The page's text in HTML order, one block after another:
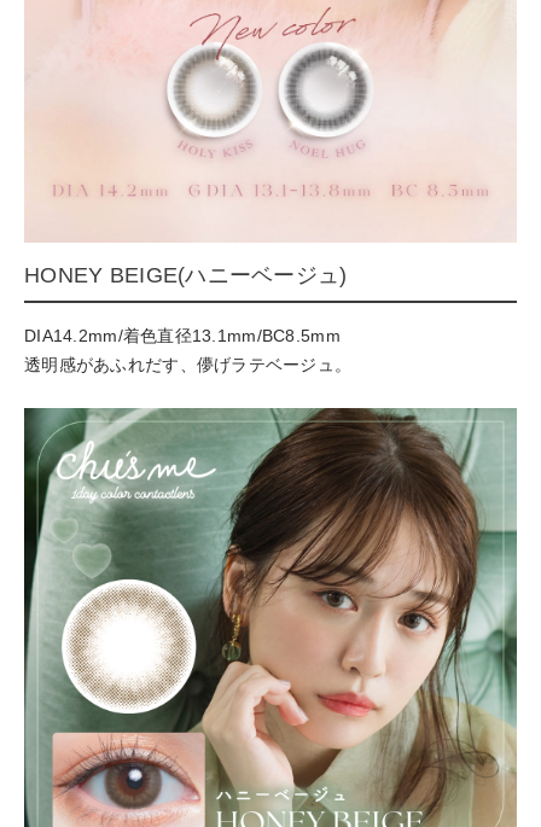
HONEY BEIGE(ハニーベージュ)
DIA14.2mm/着色直径13.1mm/BC8.5mm
透明感があふれだす、儚げラテベージュ。